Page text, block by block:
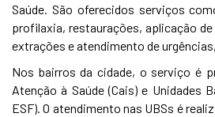
Saúde. São oferecidos serviços
profilaxia, restaurações, aplicação
extrações e atendimento de
Nos bairros da cidade, o serviço é
Atenção à Saúde (Cais) e Unidades
ESF). O atendimento nas UBSs é